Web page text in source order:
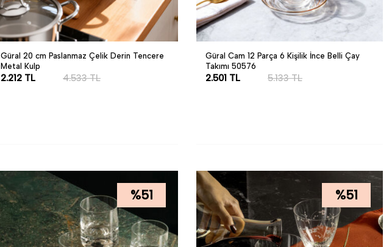
Güral 20 cm Paslanmaz Çelik Derin Tencere
Metal Kulp
2.212 TL 4.533TL
Güral Cam 12 Parça 6 Kişilik İnce Belli Çay
Takımı 50576
2.501 TL 5.133TL
%51 %51